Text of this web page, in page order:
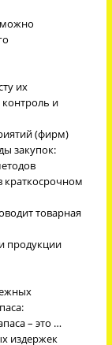
можно
их
контроль и
(фирм)
закупок:
краткосрочном
товарная
продукции
– это …
издержек